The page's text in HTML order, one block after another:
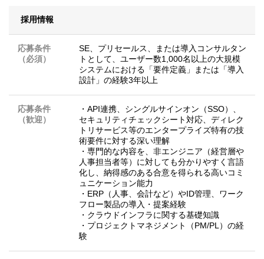
採用情報
応募条件
（必須）
SE、プリセールス、または導入コンサルタン
トとして、ユーザー数1,000名以上の大規模
システムにおける「要件定義」または「導入
設計」の経験3年以上
応募条件
（歓迎）
・API連携、シングルサインオン（SSO）、
セキュリティチェックシート対応、ディレク
トリサービス等のエンタープライズ特有の技
術要件に対する深い理解
・専門的な内容を、非エンジニア（経営層や
人事担当者等）に対しても分かりやすく言語
化し、納得感のある合意を得られる高いコミ
ュニケーション能力
・ERP（人事、会計など）やID管理、ワーク
フロー製品の導入・提案経験
・クラウドインフラに関する基礎知識
・プロジェクトマネジメント（PM/PL）の経
験